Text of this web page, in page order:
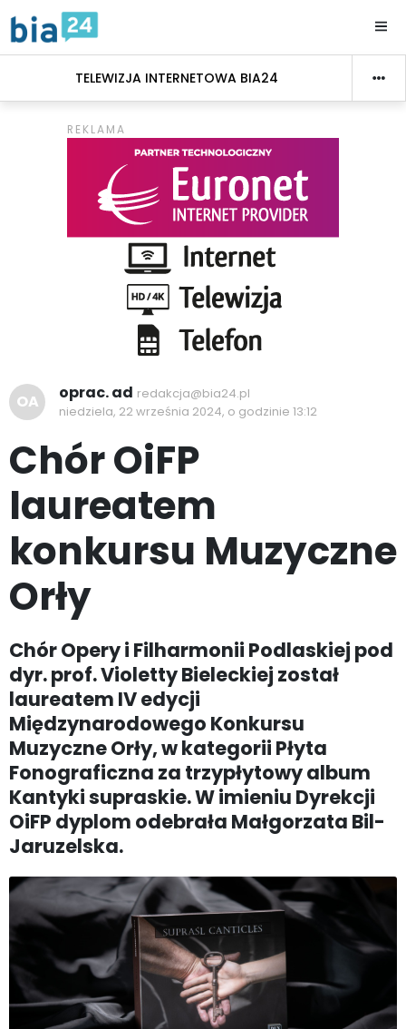
TELEWIZJA INTERNETOWA BIA24
OA oprac. ad redakcja@bia24.pl
niedziela, 22 września 2024, o godzinie 13:12
Chór OiFP
laureatem
konkursu Muzyczne
Orły
Chór Opery i Filharmonii Podlaskiej pod
dyr. prof. Violetty Bieleckiej został
laureatem IV edycji
Międzynarodowego Konkursu
Muzyczne Orły, w kategorii Płyta
Fonograficzna za trzypłytowy album
Kantyki supraskie. W imieniu Dyrekcji
OiFP dyplom odebrała Małgorzata Bil-
Jaruzelska.